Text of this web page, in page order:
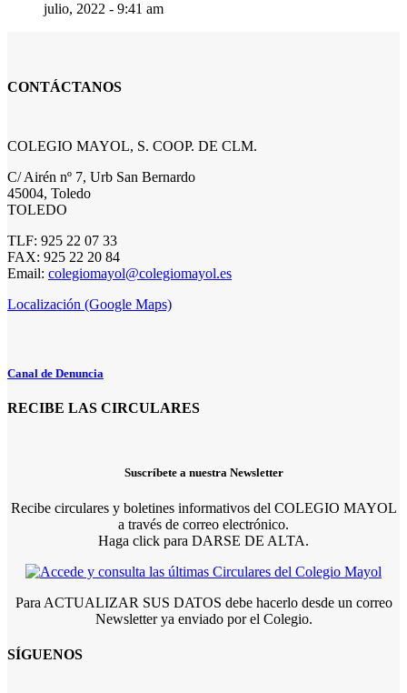
julio, 2022 - 9:41 am
CONTÁCTANOS
COLEGIO MAYOL, S. COOP. DE CLM.
C/ Airén nº 7, Urb San Bernardo
45004, Toledo
TOLEDO
TLF: 925 22 07 33
FAX: 925 22 20 84
Email: colegiomayol@colegiomayol.es
Localización (Google Maps)
Canal de Denuncia
RECIBE LAS CIRCULARES
Suscríbete a nuestra Newsletter
Recibe circulares y boletines informativos del COLEGIO MAYOL
a través de correo electrónico.
Haga click para DARSE DE ALTA.
Para ACTUALIZAR SUS DATOS debe hacerlo desde un correo
Newsletter ya enviado por el Colegio.
SÍGUENOS